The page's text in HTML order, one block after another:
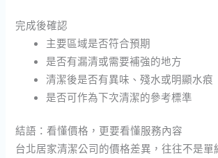
完成後確認
主要區域是否符合預期
是否有漏清或需要補強的地方
清潔後是否有異味、殘水或明顯水痕
是否可作為下次清潔的參考標準
結語：看懂價格，更要看懂服務內容
台北居家清潔公司的價格差異，往往不是單